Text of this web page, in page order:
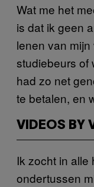
Wat me het
is dat ik geen
lenen van
studiebeurs of
had zo net
te betalen, en
VIDEOS BY
Ik zocht in alle
ondertussen